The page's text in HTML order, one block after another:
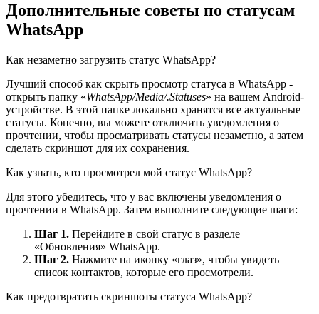
Дополнительные советы по статусам
WhatsApp
Как незаметно загрузить статус WhatsApp?
Лучший способ как скрыть просмотр статуса в WhatsApp -
открыть папку «WhatsApp/Media/.Statuses» на вашем Android-
устройстве. В этой папке локально хранятся все актуальные
статусы. Конечно, вы можете отключить уведомления о
прочтении, чтобы просматривать статусы незаметно, а затем
сделать скриншот для их сохранения.
Как узнать, кто просмотрел мой статус WhatsApp?
Для этого убедитесь, что у вас включены уведомления о
прочтении в WhatsApp. Затем выполните следующие шаги:
Шаг 1. Перейдите в свой статус в разделе
«Обновления» WhatsApp.
Шаг 2. Нажмите на иконку «глаз», чтобы увидеть
список контактов, которые его просмотрели.
Как предотвратить скриншоты статуса WhatsApp?